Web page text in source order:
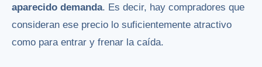
aparecido demanda. Es decir, hay compradores que
consideran ese precio lo suficientemente atractivo
como para entrar y frenar la caída.